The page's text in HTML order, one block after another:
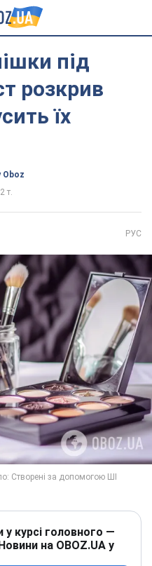
під
розкрив
їх
Oboz
т.
РУС
курсі головного —
на OBOZ.UA у